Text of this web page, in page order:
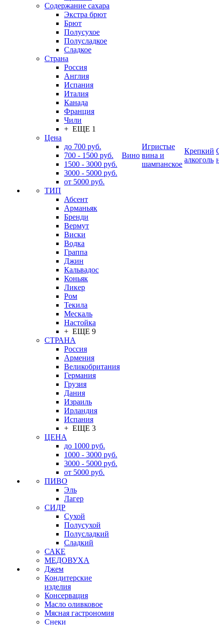
Содержание сахара
Экстра брют
Брют
Полусухое
Полусладкое
Сладкое
Страна
Россия
Англия
Испания
Италия
Канада
Франция
Чили
+ ЕЩЕ 1
Цена
до 700 руб.
700 - 1500 руб.
1500 - 3000 руб.
3000 - 5000 руб.
от 5000 руб.
ТИП
Абсент
Арманьяк
Бренди
Вермут
Виски
Водка
Граппа
Джин
Кальвадос
Коньяк
Ликер
Ром
Текила
Мескаль
Настойка
+ ЕЩЕ 9
СТРАНА
Россия
Армения
Великобритания
Германия
Грузия
Дания
Израиль
Ирландия
Испания
+ ЕЩЕ 3
ЦЕНА
до 1000 руб.
1000 - 3000 руб.
3000 - 5000 руб.
от 5000 руб.
ПИВО
Эль
Лагер
СИДР
Сухой
Полусухой
Полусладкий
Сладкий
САКЕ
МЕДОВУХА
Джем
Кондитерские
изделия
Консервация
Масло оливковое
Мясная гастрономия
Снеки
Вино
Игристые
вина и
шампанское
Крепкий
алкоголь